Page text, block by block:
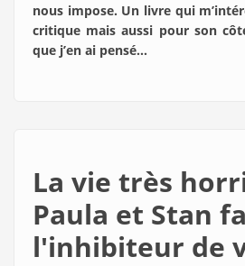
nous impose. Un livre qui
critique mais aussi pour son
que j’en ai pensé…
La vie très
Paula et Stan
l'inhibiteur de